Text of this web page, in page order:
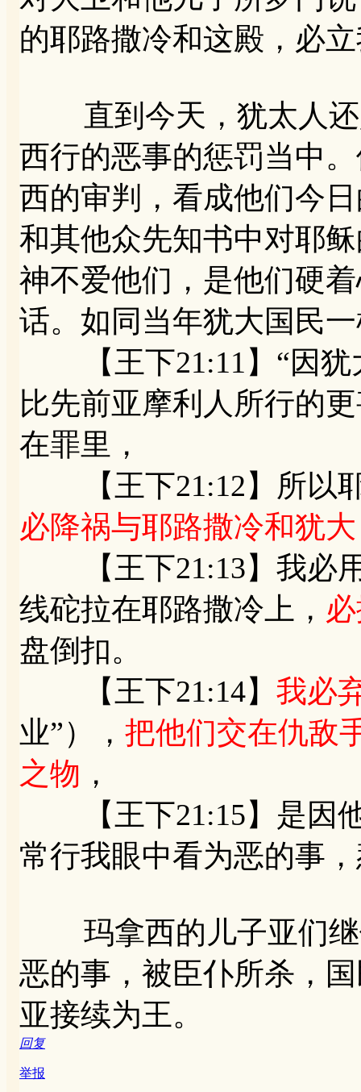
的耶路撒冷和这殿，必
直到今天，犹太人还
西行的恶事的惩罚当中
西的审判，看成他们今
和其他众先知书中对耶
神不爱他们，是他们硬
话。如同当年犹大国民
【王下21:11】“因犹
比先前亚摩利人所行的
在罪里，
【王下21:12】所以
必降祸与耶路撒冷和犹大
【王下21:13】我必用
线砣拉在耶路撒冷上，
盘倒扣。
【王下21:14】 我必
业”）， 把他们交在仇敌
之物 ，
【王下21:15】是因他
常行我眼中看为恶的事
玛拿西的儿子亚们继
恶的事，被臣仆所杀，
亚接续为王。
回复
举报